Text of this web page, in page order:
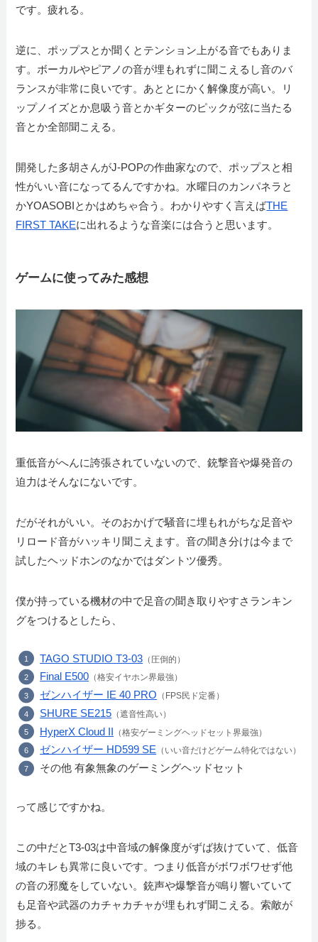
です。疲れる。
逆に、ポップスとか聞くとテンション上がる音でもありま
す。ボーカルやピアノの音が埋もれずに聞こえるし音のバ
ランスが非常に良いです。あととにかく解像度が高い。リ
ップノイズとか息吸う音とかギターのピックが弦に当たる
音とか全部聞こえる。
開発した多胡さんがJ-POPの作曲家なので、ポップスと相
性がいい音になってるんですかね。水曜日のカンパネラと
かYOASOBIとかはめちゃ合う。わかりやすく言えばTHE
FIRST TAKEに出れるような音楽には合うと思います。
ゲームに使ってみた感想
重低音がへんに誇張されていないので、銃撃音や爆発音の
迫力はそんなにないです。
だがそれがいい。そのおかげで騒音に埋もれがちな足音や
リロード音がハッキリ聞こえます。音の聞き分けは今まで
試したヘッドホンのなかではダントツ優秀。
僕が持っている機材の中で足音の聞き取りやすさランキン
グをつけるとしたら、
TAGO STUDIO T3-03 （圧倒的）
Final E500 （格安イヤホン界最強）
ゼンハイザー IE 40 PRO （FPS民ド定番）
SHURE SE215 （遮音性高い）
HyperX Cloud II （格安ゲーミングヘッドセット界最強）
ゼンハイザー HD599 SE （いい音だけどゲーム特化ではない）
その他 有象無象のゲーミングヘッドセット
って感じですかね。
この中だとT3-03は中音域の解像度がずば抜けていて、低音
域のキレも異常に良いです。つまり低音がボワボワせず他
の音の邪魔をしていない。銃声や爆撃音が鳴り響いていて
も足音や武器のカチャカチャが埋もれず聞こえる。索敵が
捗る。